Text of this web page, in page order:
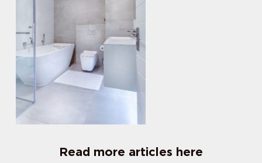
Read more articles here